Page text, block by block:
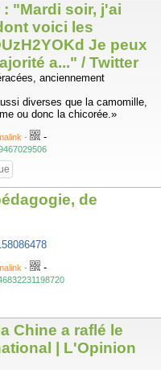
"Mardi soir, j'ai
voici les
Je peux
a..." / Twitter
anciennement
diverses que la camomille,
ou donc la chicorée.»
- -
de
- -
Chine a raflé le
| L'Opinion